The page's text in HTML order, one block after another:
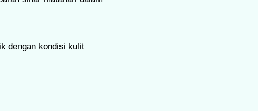
dengan kondisi kulit